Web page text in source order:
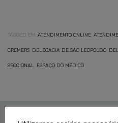
TAGGED EM: ATENDIMENTO ONLINE
CREMERS DELEGACIA DE SÃO LEOPOLDO
SECCIONAL ESPAÇO DO MÉDICO